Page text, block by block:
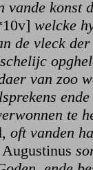
vande konst
welcke
de vleck
van zoo
te
oft vanden
Augustinus